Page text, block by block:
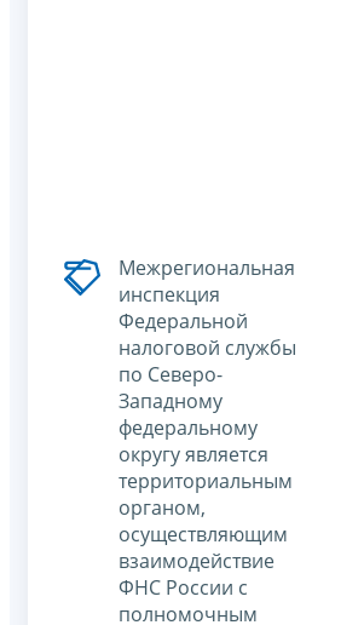
Межрегиональная
инспекция
Федеральной
налоговой службы
по Северо-
Западному
федеральному
округу является
территориальным
органом,
осуществляющим
взаимодействие
ФНС России с
полномочным